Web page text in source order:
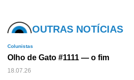
OUTRAS NOTÍCIAS
Colunistas
Olho de Gato #1111 — o fim
18.07.26